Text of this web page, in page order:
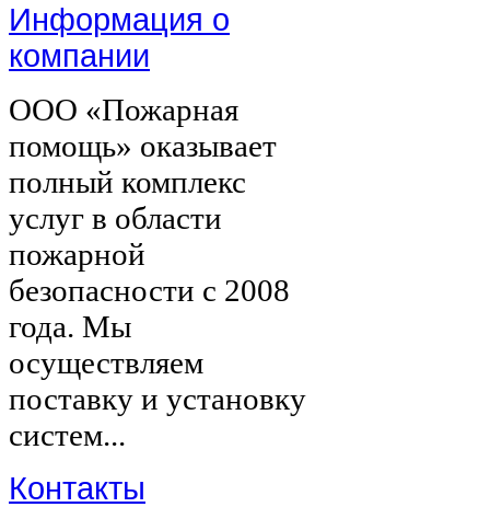
Информация о
компании
ООО «Пожарная
помощь» оказывает
полный комплекс
услуг в области
пожарной
безопасности с 2008
года. Мы
осуществляем
поставку и установку
систем...
Контакты